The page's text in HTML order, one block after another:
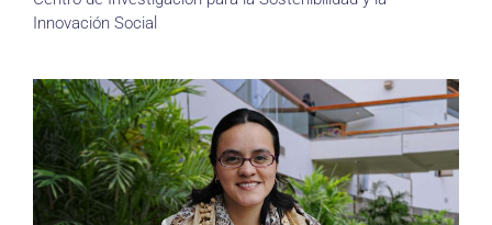
Innovación Social